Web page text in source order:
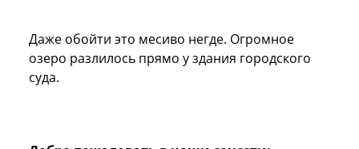
Даже обойти это месиво негде. Огромное
озеро разлилось прямо у здания городского
суда.